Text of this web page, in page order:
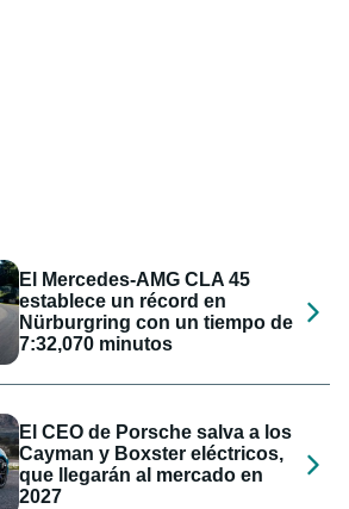
El Mercedes-AMG CLA 45
establece un récord en
Nürburgring con un tiempo de
7:32,070 minutos
El CEO de Porsche salva a los
Cayman y Boxster eléctricos,
que llegarán al mercado en
2027